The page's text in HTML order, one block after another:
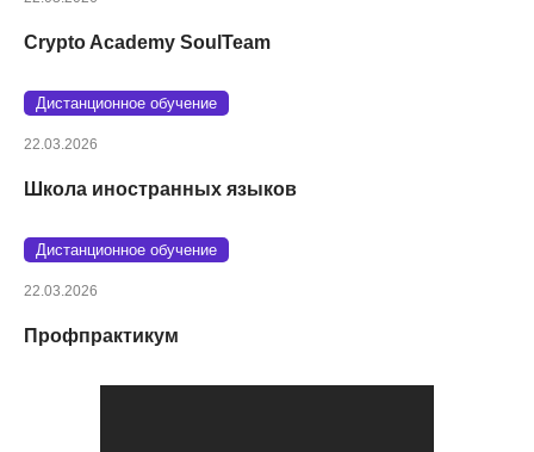
Crypto Academy SoulTeam
Дистанционное обучение
22.03.2026
Школа иностранных языков
Дистанционное обучение
22.03.2026
Профпрактикум